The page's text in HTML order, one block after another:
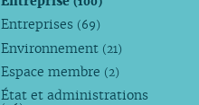
Entreprises (69)
Environnement (21)
Espace membre (2)
État et administrations